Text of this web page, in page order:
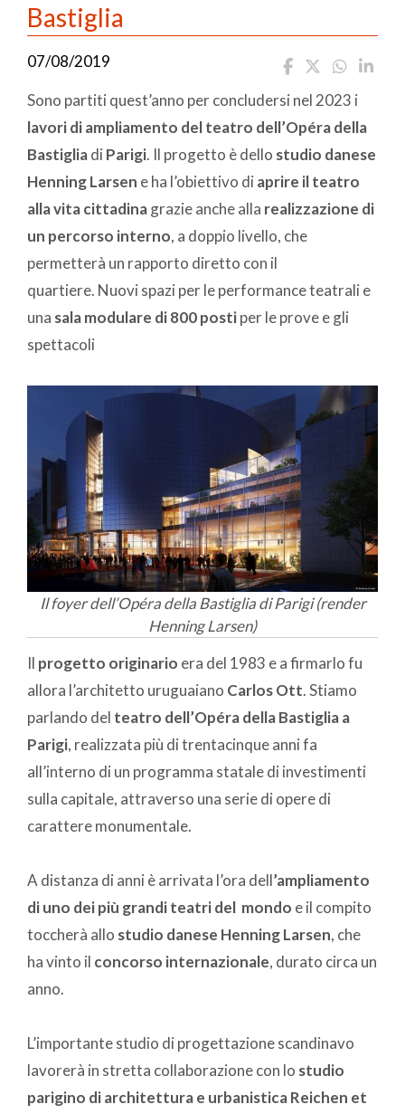
Bastiglia
07/08/2019
Sono partiti quest’anno per concludersi nel 2023 i
lavori di ampliamento del teatro dell’Opéra della
Bastigliadi Parigi. Il progetto è dello studio danese
Henning Larsen e ha l’obiettivo di aprire il teatro
alla vita cittadinagrazie anche alla realizzazione di
un percorso interno, a doppio livello, che
permetterà un rapporto diretto con il
quartiere. Nuovi spazi per le performance teatrali e
una sala modulare di 800 postiper le prove e gli
spettacoli
Il foyer dell’Opéra della Bastiglia di Parigi (render
Henning Larsen)
Il progetto originario era del 1983 e a firmarlo fu
allora l’architetto uruguaiano Carlos Ott. Stiamo
parlando del teatro dell’Opéra della Bastiglia a
Parigi, realizzata più di trentacinque anni fa
all’interno di un programma statale di investimenti
sulla capitale, attraverso una serie di opere di
carattere monumentale.
A distanza di anni è arrivata l’ora dell’ampliamento
di uno dei più grandi teatri del mondo e il compito
toccherà allo studio danese Henning Larsen, che
ha vinto il concorso internazionale, durato circa un
anno.
L’importante studio di progettazione scandinavo
lavorerà in stretta collaborazione con lo studio
parigino di architettura e urbanistica Reichen et